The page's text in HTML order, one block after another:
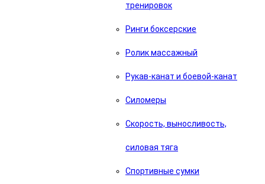
тренировок
Ринги боксерские
Ролик массажный
Рукав-канат и боевой-канат
Силомеры
Скорость, выносливость,
силовая тяга
Спортивные сумки